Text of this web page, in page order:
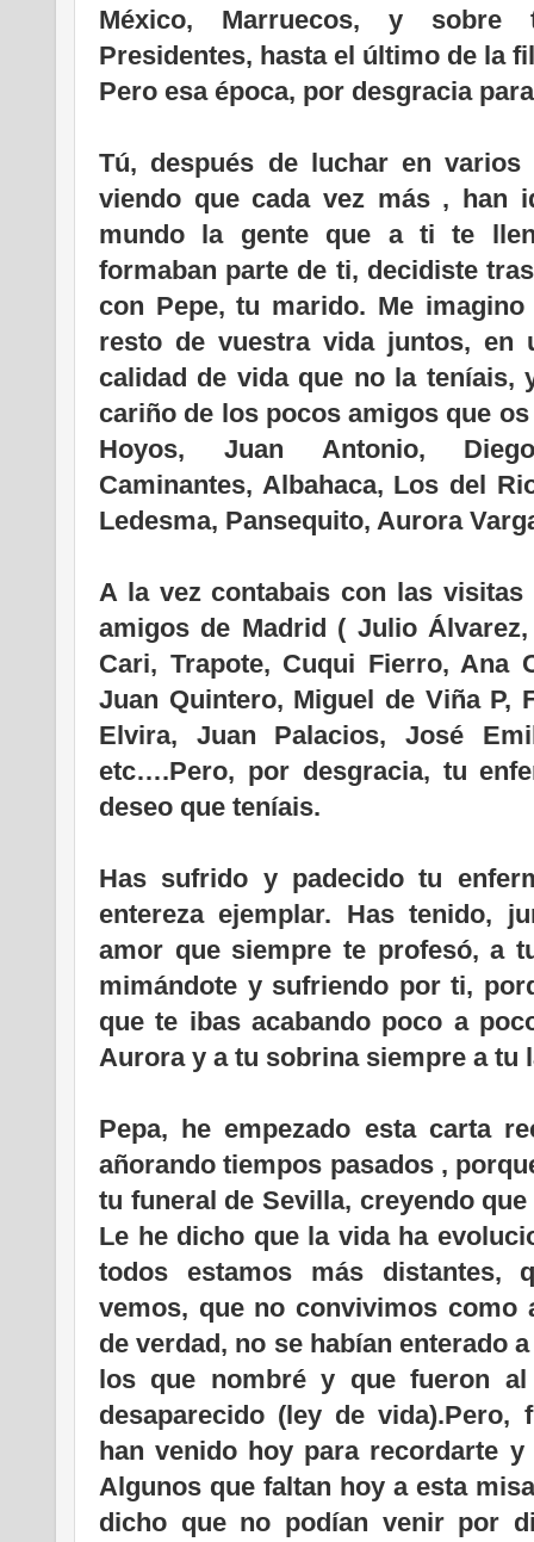
México, Marruecos, y sobre
Presidentes, hasta el último de la
Pero esa época, por desgracia
Tú, después de luchar en
viendo que cada vez más , han
mundo la gente que a ti te
formaban parte de ti, decidiste
con Pepe, tu marido. Me
resto de vuestra vida juntos, en
calidad de vida que no la teníais,
cariño de los pocos amigos que
Hoyos, Juan Antonio,
Caminantes, Albahaca, Los del
Ledesma, Pansequito, Aurora
A la vez contabais con las
amigos de Madrid ( Julio
Cari, Trapote, Cuqui Fierro, Ana
Juan Quintero, Miguel de Viña P,
Elvira, Juan Palacios, José
etc….Pero, por desgracia, tu
deseo que teníais.
Has sufrido y padecido tu
entereza ejemplar. Has tenido,
amor que siempre te profesó, a
mimándote y sufriendo por ti,
que te ibas acabando poco a
Aurora y a tu sobrina siempre a tu
Pepa, he empezado esta carta
añorando tiempos pasados ,
tu funeral de Sevilla, creyendo
Le he dicho que la vida ha
todos estamos más distantes,
vemos, que no convivimos como
de verdad, no se habían enterado
los que nombré y que fueron
desaparecido (ley de vida).Pero,
han venido hoy para recordarte
Algunos que faltan hoy a esta
dicho que no podían venir por